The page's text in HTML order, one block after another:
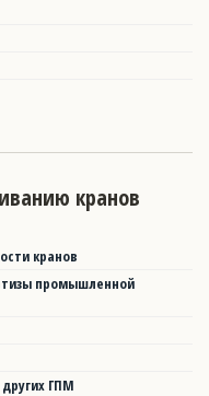
кранов
кранов
промышленной
ГПМ